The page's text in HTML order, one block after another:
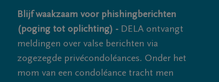
Blijf waakzaam voor phishingberichten
(poging tot oplichting) - DELA ontvangt
meldingen over valse berichten via
zogezegde privécondoléances. Onder het
mom van een condoléance tracht men